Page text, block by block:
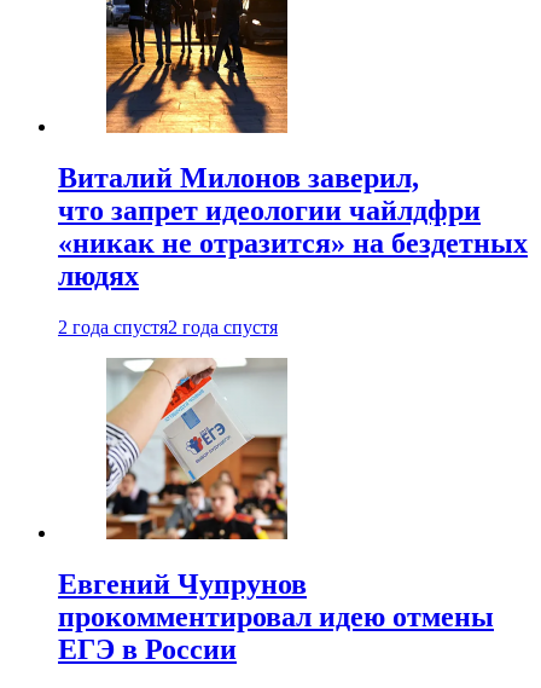
Виталий Милонов заверил,
что запрет идеологии чайлдфри
«никак не отразится» на бездетных
людях
2 года спустя2 года спустя
Евгений Чупрунов
прокомментировал идею отмены
ЕГЭ в России